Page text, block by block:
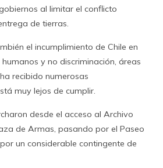
al limitar el conflicto
de tierras.
el incumplimiento de Chile en
y no discriminación, áreas
recibido numerosas
muy lejos de cumplir.
desde el acceso al Archivo
de Armas, pasando por el Paseo
un considerable contingente de